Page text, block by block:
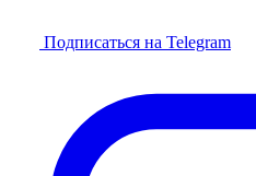
Подписаться на Telegram